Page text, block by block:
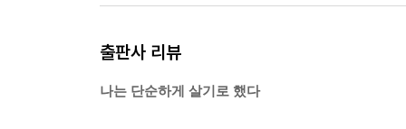
내게 없는 물건만 눈에 들어왔고, 나도 모르게 다
을 줄여보라. 반드시 뭔가가 바뀔 것이다. 유전이
출판사 리뷰
나는 단순하게 살기로 했다